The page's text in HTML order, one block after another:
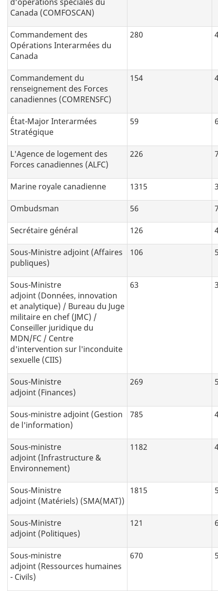
Canada (COMFOSCAN)
Commandement des
Opérations Interarmées du
Canada
280
Commandement du
renseignement des Forces
canadiennes (COMRENSFC)
154
État-Major Interarmées
Stratégique
59
L'Agence de logement des
Forces canadiennes (ALFC)
226
Marine royale canadienne 1315
Ombudsman 56
Secrétaire général 126
Sous-Ministre adjoint (Affaires
publiques)
106
Sous-Ministre
adjoint (Données, innovation
et analytique) / Bureau du Juge
militaire en chef (JMC) /
Conseiller juridique du
MDN/FC / Centre
d'intervention sur l'inconduite
sexuelle (CIIS)
63
Sous-Ministre
adjoint (Finances)
269
Sous-ministre adjoint (Gestion
de l'information)
785
Sous-ministre
adjoint (Infrastructure &
Environnement)
1182
Sous-Ministre
adjoint (Matériels) (SMA(MAT))
1815
Sous-Ministre
adjoint (Politiques)
121
Sous-ministre
adjoint (Ressources humaines
- Civils)
670